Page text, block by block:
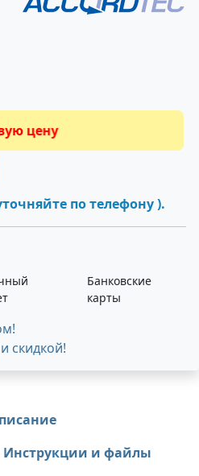
оптовую цену
по телефону ).
Банковские
карты
скидкой!
Инструкции и файлы